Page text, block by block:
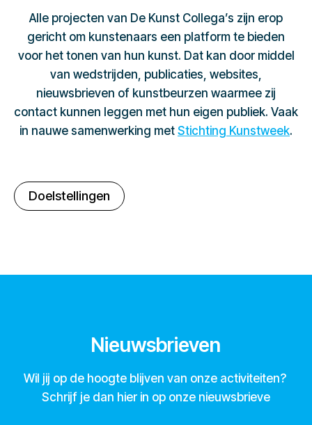
Alle projecten van De Kunst Collega’s zijn erop
gericht om kunstenaars een platform te bieden
voor het tonen van hun kunst. Dat kan door middel
van wedstrijden, publicaties, websites,
nieuwsbrieven of kunstbeurzen waarmee zij
contact kunnen leggen met hun eigen publiek. Vaak
in nauwe samenwerking met Stichting Kunstweek.
Doelstellingen
Nieuwsbrieven
Wil jij op de hoogte blijven van onze activiteiten?
Schrijf je dan hier in op onze nieuwsbrieve